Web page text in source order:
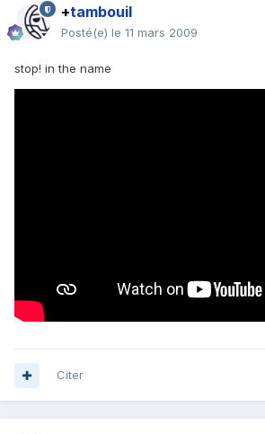
+tambouil
Posté(e) le 11 mars 2009
stop! in the name
Citer